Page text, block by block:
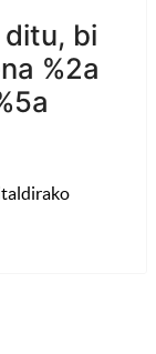
bi
%2a